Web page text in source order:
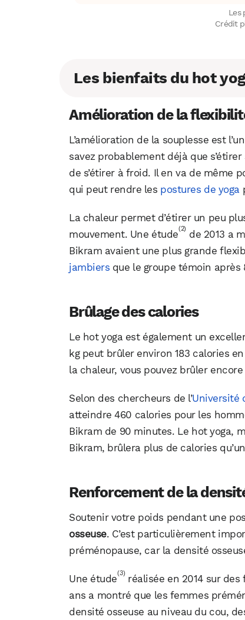
Les
Crédit
Les bienfaits du hot
Amélioration de la
L’amélioration de la souplesse est
savez probablement déjà que
de s’étirer à froid. Il en va de même
qui peut rendre les postures de yoga
La chaleur permet d’étirer un peu
mouvement. Une étude(2) de 2013 a
Bikram avaient une plus grande
jambiers que le groupe témoin après
Brûlage des calories
Le hot yoga est également un
kg peut brûler environ 183 calories
la chaleur, vous pouvez brûler
Selon des chercheurs de l’Université
atteindre 460 calories pour les
Bikram de 90 minutes. Le hot yoga,
Bikram, brûlera plus de calories
Renforcement de la
Soutenir votre poids pendant une
osseuse. C’est particulièrement
préménopause, car la densité
Une étude(3) réalisée en 2014 sur
ans a montré que les femmes
densité osseuse au niveau du cou,